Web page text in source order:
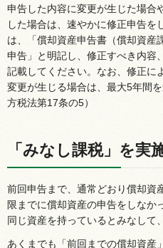
申告した内容に変更が生じた場合
した場合は、速やかに修正申告を
は、「償却資産申告書（償却資産
申告」と明記し、修正すべき内容
記載してください。なお、修正に
変更が生じる場合は、最大5年間
方税法第17条の5）
「みなし課税」を実
前回申告まで、通常どおり償却資
限までに償却資産の申告をしなか
同じ資産を持っているとみなして
あくまでも「前回までの償却資産